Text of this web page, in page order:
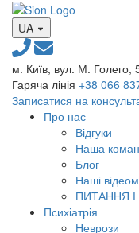
UA
м. Київ, вул. М. Голего,
Гаряча лінія +38 066
Записатися на
Про нас
Відгуки
Наша
Блог
Наші
ПИТАННЯ І
Психіатрія
Неврози